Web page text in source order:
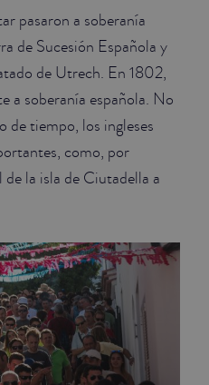
pasaron a soberanía
de Sucesión Española y
de Utrech. En 1802,
a soberanía española. No
de tiempo, los ingleses
como, por
la isla de Ciutadella a